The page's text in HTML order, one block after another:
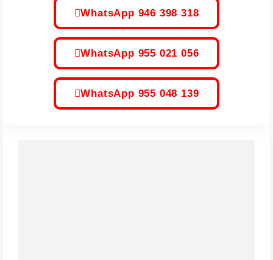
WhatsApp 946 398 318
WhatsApp 955 021 056
WhatsApp 955 048 139